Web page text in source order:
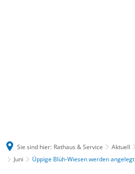
Sie sind hier: Rathaus & Service Aktuell
Juni
Üppige Blüh-Wiesen werden angelegt